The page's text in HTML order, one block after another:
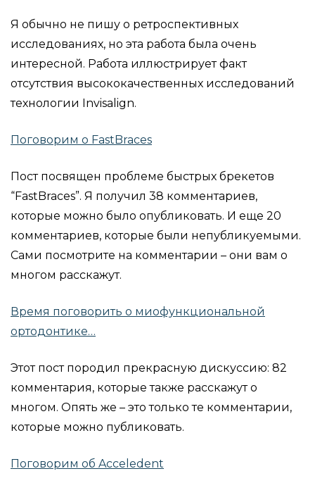
Я обычно не пишу о ретроспективных
исследованиях, но эта работа была очень
интересной. Работа иллюстрирует факт
отсутствия высококачественных исследований
технологии Invisalign.
Поговорим о FastBraces
Пост посвящен проблеме быстрых брекетов
“FastBraces”. Я получил 38 комментариев,
которые можно было опубликовать. И еще 20
комментариев, которые были непубликуемыми.
Сами посмотрите на комментарии – они вам о
многом расскажут.
Время поговорить о миофункциональной
ортодонтике…
Этот пост породил прекрасную дискуссию: 82
комментария, которые также расскажут о
многом. Опять же – это только те комментарии,
которые можно публиковать.
Поговорим об Acceledent